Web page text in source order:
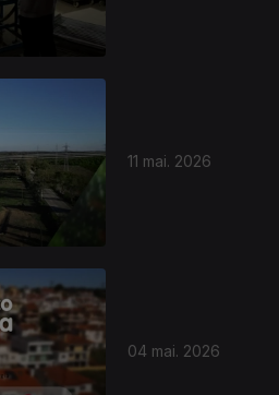
11 mai. 2026
04 mai. 2026